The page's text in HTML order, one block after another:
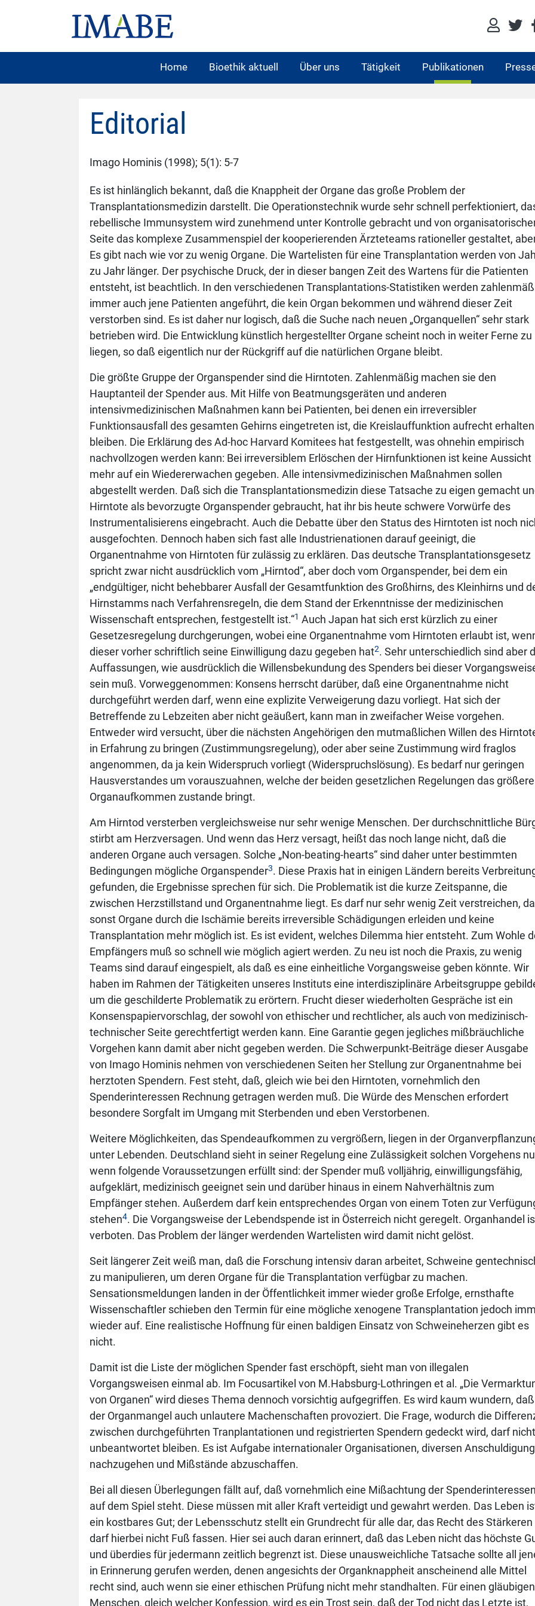
Home Bioethik aktuell Über uns Tätigkeit Publikationen
Editorial
Imago Hominis (1998); 5(1): 5-7
Es ist hinlänglich bekannt, daß die Knappheit der Organe das große Problem der
Transplantationsmedizin darstellt. Die Operationstechnik wurde sehr schnell perfektioniert,
rebellische Immunsystem wird zunehmend unter Kontrolle gebracht und von
Seite das komplexe Zusammenspiel der kooperierenden Ärzteteams rationeller gestaltet,
Es gibt nach wie vor zu wenig Organe. Die Wartelisten für eine Transplantation werden von
zu Jahr länger. Der psychische Druck, der in dieser bangen Zeit des Wartens für die Patienten
entsteht, ist beachtlich. In den verschiedenen Transplantations-Statistiken werden
immer auch jene Patienten angeführt, die kein Organ bekommen und während dieser Zeit
verstorben sind. Es ist daher nur logisch, daß die Suche nach neuen „Organquellen“ sehr stark
betrieben wird. Die Entwicklung künstlich hergestellter Organe scheint noch in weiter Ferne zu
liegen, so daß eigentlich nur der Rückgriff auf die natürlichen Organe bleibt.
Die größte Gruppe der Organspender sind die Hirntoten. Zahlenmäßig machen sie den
Hauptanteil der Spender aus. Mit Hilfe von Beatmungsgeräten und anderen
intensivmedizinischen Maßnahmen kann bei Patienten, bei denen ein irreversibler
Funktionsausfall des gesamten Gehirns eingetreten ist, die Kreislauffunktion aufrecht erhalten
bleiben. Die Erklärung des Ad-hoc Harvard Komitees hat festgestellt, was ohnehin empirisch
nachvollzogen werden kann: Bei irreversiblem Erlöschen der Hirnfunktionen ist keine Aussicht
mehr auf ein Wiedererwachen gegeben. Alle intensivmedizinischen Maßnahmen sollen
abgestellt werden. Daß sich die Transplantationsmedizin diese Tatsache zu eigen gemacht
Hirntote als bevorzugte Organspender gebraucht, hat ihr bis heute schwere Vorwürfe des
Instrumentalisierens eingebracht. Auch die Debatte über den Status des Hirntoten ist noch
ausgefochten. Dennoch haben sich fast alle Industrienationen darauf geeinigt, die
Organentnahme von Hirntoten für zulässig zu erklären. Das deutsche Transplantationsgesetz
spricht zwar nicht ausdrücklich vom „Hirntod“, aber doch vom Organspender, bei dem ein
„endgültiger, nicht behebbarer Ausfall der Gesamtfunktion des Großhirns, des Kleinhirns und
Hirnstamms nach Verfahrensregeln, die dem Stand der Erkenntnisse der medizinischen
Wissenschaft entsprechen, festgestellt ist.“1 Auch Japan hat sich erst kürzlich zu einer
Gesetzesregelung durchgerungen, wobei eine Organentnahme vom Hirntoten erlaubt ist,
dieser vorher schriftlich seine Einwilligung dazu gegeben hat2. Sehr unterschiedlich sind aber
Auffassungen, wie ausdrücklich die Willensbekundung des Spenders bei dieser
sein muß. Vorweggenommen: Konsens herrscht darüber, daß eine Organentnahme nicht
durchgeführt werden darf, wenn eine explizite Verweigerung dazu vorliegt. Hat sich der
Betreffende zu Lebzeiten aber nicht geäußert, kann man in zweifacher Weise vorgehen.
Entweder wird versucht, über die nächsten Angehörigen den mutmaßlichen Willen des
in Erfahrung zu bringen (Zustimmungsregelung), oder aber seine Zustimmung wird fraglos
angenommen, da ja kein Widerspruch vorliegt (Widerspruchslösung). Es bedarf nur geringen
Hausverstandes um vorauszuahnen, welche der beiden gesetzlichen Regelungen das größere
Organaufkommen zustande bringt.
Am Hirntod versterben vergleichsweise nur sehr wenige Menschen. Der durchschnittliche
stirbt am Herzversagen. Und wenn das Herz versagt, heißt das noch lange nicht, daß die
anderen Organe auch versagen. Solche „Non-beating-hearts“ sind daher unter bestimmten
Bedingungen mögliche Organspender3. Diese Praxis hat in einigen Ländern bereits
gefunden, die Ergebnisse sprechen für sich. Die Problematik ist die kurze Zeitspanne, die
zwischen Herzstillstand und Organentnahme liegt. Es darf nur sehr wenig Zeit verstreichen, da
sonst Organe durch die Ischämie bereits irreversible Schädigungen erleiden und keine
Transplantation mehr möglich ist. Es ist evident, welches Dilemma hier entsteht. Zum Wohle
Empfängers muß so schnell wie möglich agiert werden. Zu neu ist noch die Praxis, zu wenig
Teams sind darauf eingespielt, als daß es eine einheitliche Vorgangsweise geben könnte. Wir
haben im Rahmen der Tätigkeiten unseres Instituts eine interdisziplinäre Arbeitsgruppe
um die geschilderte Problematik zu erörtern. Frucht dieser wiederholten Gespräche ist ein
Konsenspapiervorschlag, der sowohl von ethischer und rechtlicher, als auch von medizinisch-
technischer Seite gerechtfertigt werden kann. Eine Garantie gegen jegliches mißbräuchliche
Vorgehen kann damit aber nicht gegeben werden. Die Schwerpunkt-Beiträge dieser Ausgabe
von Imago Hominis nehmen von verschiedenen Seiten her Stellung zur Organentnahme bei
herztoten Spendern. Fest steht, daß, gleich wie bei den Hirntoten, vornehmlich den
Spenderinteressen Rechnung getragen werden muß. Die Würde des Menschen erfordert
besondere Sorgfalt im Umgang mit Sterbenden und eben Verstorbenen.
Weitere Möglichkeiten, das Spendeaufkommen zu vergrößern, liegen in der
unter Lebenden. Deutschland sieht in seiner Regelung eine Zulässigkeit solchen Vorgehens
wenn folgende Voraussetzungen erfüllt sind: der Spender muß volljährig, einwilligungsfähig,
aufgeklärt, medizinisch geeignet sein und darüber hinaus in einem Nahverhältnis zum
Empfänger stehen. Außerdem darf kein entsprechendes Organ von einem Toten zur
stehen4. Die Vorgangsweise der Lebendspende ist in Österreich nicht geregelt. Organhandel
verboten. Das Problem der länger werdenden Wartelisten wird damit nicht gelöst.
Seit längerer Zeit weiß man, daß die Forschung intensiv daran arbeitet, Schweine
zu manipulieren, um deren Organe für die Transplantation verfügbar zu machen.
Sensationsmeldungen landen in der Öffentlichkeit immer wieder große Erfolge, ernsthafte
Wissenschaftler schieben den Termin für eine mögliche xenogene Transplantation jedoch
wieder auf. Eine realistische Hoffnung für einen baldigen Einsatz von Schweineherzen gibt es
nicht.
Damit ist die Liste der möglichen Spender fast erschöpft, sieht man von illegalen
Vorgangsweisen einmal ab. Im Focusartikel von M.Habsburg-Lothringen et al. „Die
von Organen“ wird dieses Thema dennoch vorsichtig aufgegriffen. Es wird kaum wundern, daß
der Organmangel auch unlautere Machenschaften provoziert. Die Frage, wodurch die
zwischen durchgeführten Tranplantationen und registrierten Spendern gedeckt wird, darf nicht
unbeantwortet bleiben. Es ist Aufgabe internationaler Organisationen, diversen
nachzugehen und Mißstände abzuschaffen.
Bei all diesen Überlegungen fällt auf, daß vornehmlich eine Mißachtung der Spenderinteressen
auf dem Spiel steht. Diese müssen mit aller Kraft verteidigt und gewahrt werden. Das Leben
ein kostbares Gut; der Lebensschutz stellt ein Grundrecht für alle dar, das Recht des Stärkeren
darf hierbei nicht Fuß fassen. Hier sei auch daran erinnert, daß das Leben nicht das höchste
und überdies für jedermann zeitlich begrenzt ist. Diese unausweichliche Tatsache sollte all
in Erinnerung gerufen werden, denen angesichts der Organknappheit anscheinend alle Mittel
recht sind, auch wenn sie einer ethischen Prüfung nicht mehr standhalten. Für einen gläubigen
Menschen, gleich welcher Konfession, wird es ein Trost sein, daß der Tod nicht das Letzte ist,